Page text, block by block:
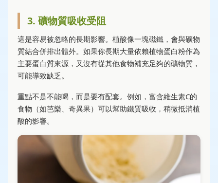
3. 礦物質吸收受阻
這是容易被忽略的長期影響。植酸像一塊磁鐵，會與礦物
質結合併排出體外。如果你長期大量依賴植物蛋白粉作為
主要蛋白質來源，又沒有從其他食物補充足夠的礦物質，
可能導致缺乏。
重點不是不能喝，而是要有配套。例如，富含維生素C的
食物（如芭樂、奇異果）可以幫助鐵質吸收，稍微抵消植
酸的影響。